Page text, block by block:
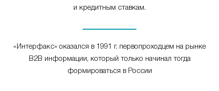
и кредитным ставкам.
«Интерфакс» оказался в 1991 г. первопроходцем на рынке
B2B информации, который только начинал тогда
формироваться в России